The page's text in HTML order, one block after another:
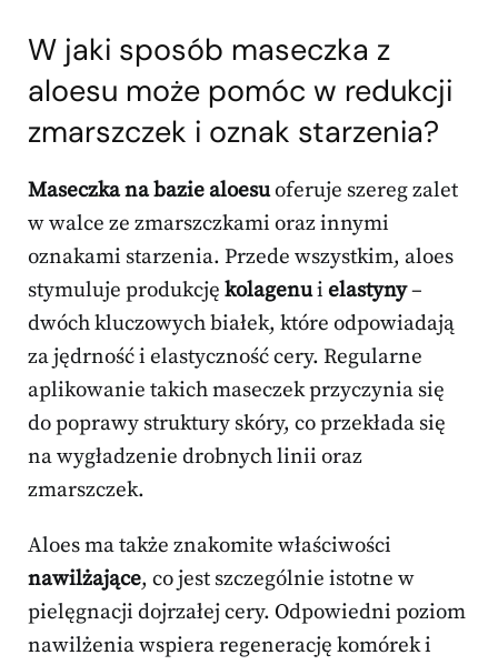
W jaki sposób maseczka z
aloesu może pomóc w redukcji
zmarszczek i oznak starzenia?
Maseczka na bazie aloesuoferuje szereg zalet
w walce ze zmarszczkami oraz innymi
oznakami starzenia. Przede wszystkim, aloes
stymuluje produkcję kolagenui elastyny–
dwóch kluczowych białek, które odpowiadają
za jędrność i elastyczność cery. Regularne
aplikowanie takich maseczek przyczynia się
do poprawy struktury skóry, co przekłada się
na wygładzenie drobnych linii oraz
zmarszczek.
Aloes ma także znakomite właściwości
nawilżające, co jest szczególnie istotne w
pielęgnacji dojrzałej cery. Odpowiedni poziom
nawilżenia wspiera regenerację komórek i